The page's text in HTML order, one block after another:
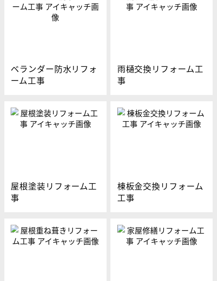
ベランダー防水リフォ
ーム工事
雨樋交換リフォーム工
事
屋根塗装リフォーム工
事
棟板金交換リフォーム
工事